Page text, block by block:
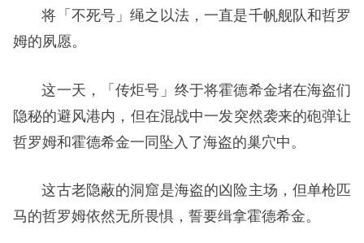
将「不死号」绳之以法，一直是千帆舰队和哲罗
姆的夙愿。
这一天，「传炬号」终于将霍德希金堵在海盗们
隐秘的避风港内，但在混战中一发突然袭来的砲弹让
哲罗姆和霍德希金一同坠入了海盗的巢穴中。
这古老隐蔽的洞窟是海盗的凶险主场，但单枪匹
马的哲罗姆依然无所畏惧，誓要缉拿霍德希金。